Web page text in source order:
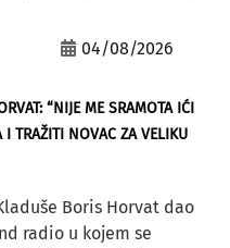
04/08/2026
“NIJE ME SRAMOTA IĆI
I TRAŽITI NOVAC ZA VELIKU
Boris Horvat dao
radio u kojem se